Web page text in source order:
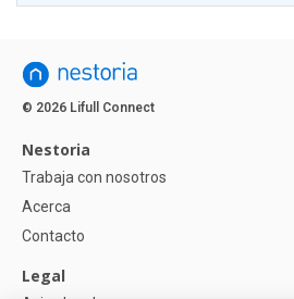
© 2026 Lifull Connect
Nestoria
Trabaja con nosotros
Acerca
Contacto
Legal